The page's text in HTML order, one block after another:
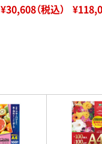
¥30,608（税込）